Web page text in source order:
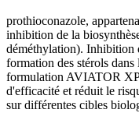
prothioconazole,
inhibition de la
déméthylation). Inhibition
formation des stérols
formulation AVIATOR
d'efficacité et réduit le
sur différentes cibles